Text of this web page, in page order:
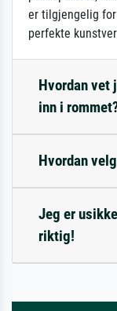
er tilgjengelig
perfekte
Hvordan vet
inn i
Hvordan
Jeg er
riktig!